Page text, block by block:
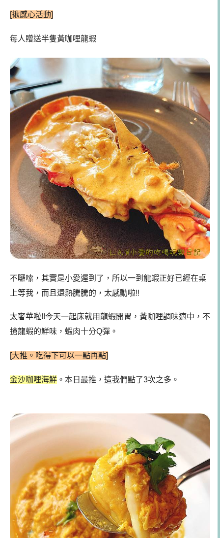
[揪感心活動]
每人贈送半隻黃咖哩龍蝦
不囉嗦，其實是小愛遲到了，所以一到龍蝦正好已經在桌
上等我，而且還熱騰騰的，太感動啦!!
太奢華啦!!今天一起床就用龍蝦開胃，黃咖哩調味適中，不
搶龍蝦的鮮味，蝦肉十分Q彈。
[大推。吃得下可以一點再點]
金沙咖哩海鮮 。本日最推，這我們點了3次之多。